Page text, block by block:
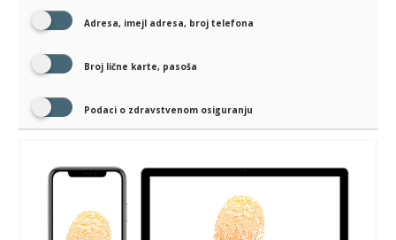
Adresa, imejl adresa, broj telefona
Broj lične karte, pasoša
Podaci o zdravstvenom osiguranju